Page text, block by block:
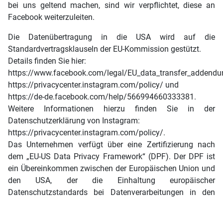
bei uns geltend machen, sind wir verpflichtet, diese an
Facebook weiterzuleiten.
Die Datenübertragung in die USA wird auf die
Standardvertragsklauseln der EU-Kommission gestützt.
Details finden Sie hier:
https://www.facebook.com/legal/
https://privacycenter.instagram.com/policy/ und
https://de-de.facebook.com/help/566994660333381.
Weitere Informationen hierzu finden Sie in der
Datenschutzerklärung von Instagram:
https://privacycenter.instagram.com/policy/.
Das Unternehmen verfügt über eine Zertifizierung nach
dem „EU-US Data Privacy Framework“ (DPF). Der DPF ist
ein Übereinkommen zwischen der Europäischen Union und
den USA, der die Einhaltung europäischer
Datenschutzstandards bei Datenverarbeitungen in den